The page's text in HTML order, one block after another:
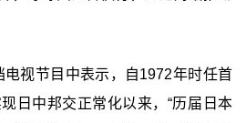
电视节目中表示，自1972年时任首
日中邦交正常化以来，“历届日本